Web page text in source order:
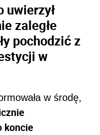
uwierzył
zaległe
pochodzić z
w
w środę,
koncie